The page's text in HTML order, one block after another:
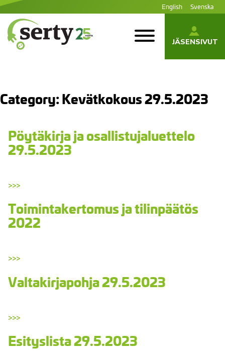
Siirry
sisältöön
English Svenska
JÄSENSIVUT
Category:Kevätkokous 29.5.2023
Pöytäkirja ja osallistujaluettelo
29.5.2023
>>>
Toimintakertomus ja tilinpäätös
2022
>>>
Valtakirjapohja 29.5.2023
>>>
Esityslista 29.5.2023